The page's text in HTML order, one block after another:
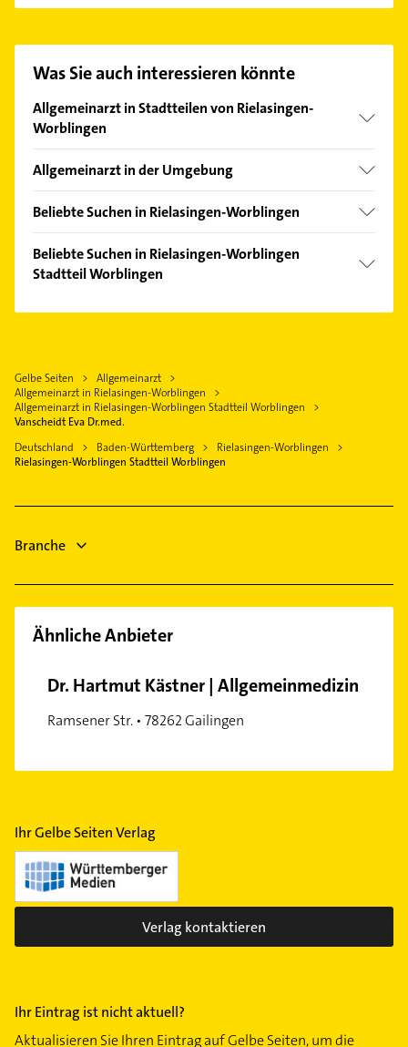
finden Sie alleKontaktdaten.
Was Sie auch interessieren könnte
Allgemeinarzt in Stadtteilen von Rielasingen-
Worblingen
Rielasingen
Allgemeinarzt in der Umgebung
Singen (Hohentwiel)
Öhningen
Radolfzell am Bodensee
Stockach
Überlingen
Jestetten
Beliebte Suchen in Rielasingen-Worblingen
Maler
Zahnarzt
Rechtsanwalt
Fensterbauer
Fenster
Schreiner
Immobilien
Beliebte Suchen in Rielasingen-Worblingen
Stadtteil Worblingen
Gelbe Seiten
Allgemeinarzt
Allgemeinarzt in Rielasingen-Worblingen
Allgemeinarzt in Rielasingen-Worblingen Stadtteil Worblingen
Vanscheidt Eva Dr.med.
Deutschland
Baden-Württemberg
Rielasingen-Worblingen
Rielasingen-Worblingen Stadtteil Worblingen
Branche
Ähnliche Anbieter
Dr. Hartmut Kästner | Allgemeinmedizin
Ramsener Str. • 78262 Gailingen
Ihr Gelbe Seiten Verlag
Verlag kontaktieren
Ihr Eintrag ist nicht aktuell?
Aktualisieren Sie Ihren Eintrag auf Gelbe Seiten, um die